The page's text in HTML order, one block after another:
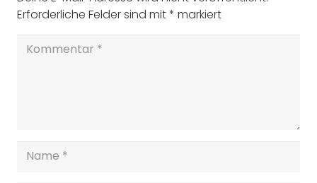
Erforderliche Felder sind mit* markiert